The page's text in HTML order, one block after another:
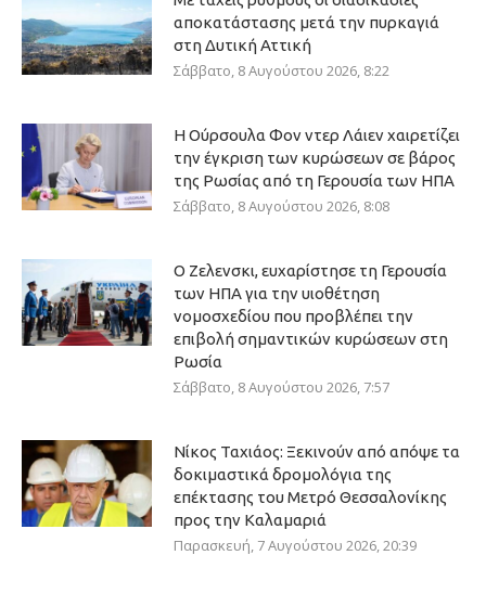
αποκατάστασης μετά την πυρκαγιά
στη Δυτική Αττική
Σάββατο, 8 Αυγούστου 2026, 8:22
Η Ούρσουλα Φον ντερ Λάιεν χαιρετίζει
την έγκριση των κυρώσεων σε βάρος
της Ρωσίας από τη Γερουσία των ΗΠΑ
Σάββατο, 8 Αυγούστου 2026, 8:08
Ο Ζελενσκι, ευχαρίστησε τη Γερουσία
των ΗΠΑ για την υιοθέτηση
νομοσχεδίου που προβλέπει την
επιβολή σημαντικών κυρώσεων στη
Ρωσία
Σάββατο, 8 Αυγούστου 2026, 7:57
Νίκος Ταχιάος: Ξεκινούν από απόψε τα
δοκιμαστικά δρομολόγια της
επέκτασης του Μετρό Θεσσαλονίκης
προς την Καλαμαριά
Παρασκευή, 7 Αυγούστου 2026, 20:39